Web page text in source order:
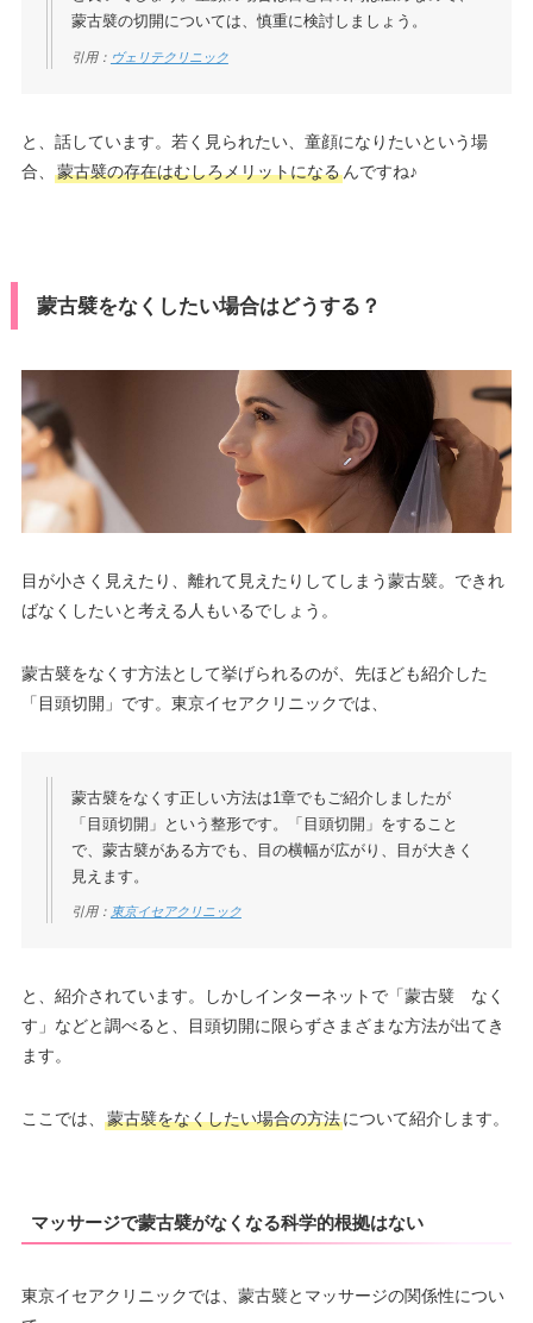
蒙古襞の切開については、慎重に検討しましょう。
引用： ヴェリテクリニック
と、話しています。若く見られたい、童顔になりたいという場
合、
蒙古襞の存在はむしろメリットになるんですね♪
蒙古襞をなくしたい場合はどうする？
目が小さく見えたり、離れて見えたりしてしまう蒙古襞。できれ
ばなくしたいと考える人もいるでしょう。
蒙古襞をなくす方法として挙げられるのが、先ほども紹介した
「目頭切開」です。東京イセアクリニックでは、
蒙古襞をなくす正しい方法は1章でもご紹介しましたが
「目頭切開」という整形です。「目頭切開」をすること
で、蒙古襞がある方でも、目の横幅が広がり、目が大きく
見えます。
引用： 東京イセアクリニック
と、紹介されています。しかしインターネットで「蒙古襞 なく
す」などと調べると、目頭切開に限らずさまざまな方法が出てき
ます。
ここでは、 蒙古襞をなくしたい場合の方法について紹介します。
マッサージで蒙古襞がなくなる科学的根拠はない
東京イセアクリニックでは、蒙古襞とマッサージの関係性につい